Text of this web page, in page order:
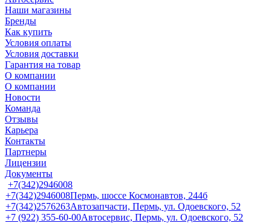
Наши магазины
Бренды
Как купить
Условия оплаты
Условия доставки
Гарантия на товар
О компании
О компании
Новости
Команда
Отзывы
Карьера
Контакты
Партнеры
Лицензии
Документы
+7(342)2946008
+7(342)2946008Пермь, шоссе Космонавтов, 244б
+7(342)2576263Автозапчасти, Пермь, ул. Одоевского, 52
+7 (922) 355-60-00Автосервис, Пермь, ул. Одоевского, 52